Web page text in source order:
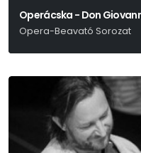
Operácska - Don
Opera-Beavató Sorozat